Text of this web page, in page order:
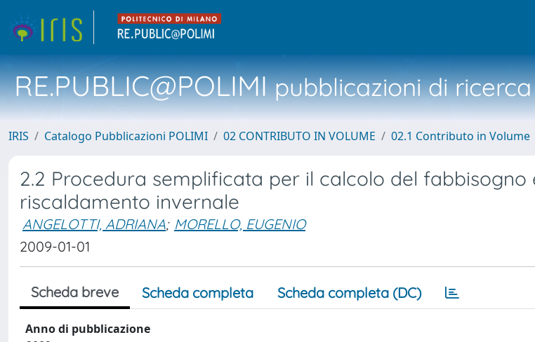
RE.PUBLIC@POLIMIpubblicazioni di
IRIS Catalogo Pubblicazioni POLIMI 02 CONTRIBUTO IN VOLUME 02.1 Contributo in Volume
2.2 Procedura semplificata per il calcolo del fabbisogno
riscaldamento invernale
ANGELOTTI, ADRIANA; MORELLO, EUGENIO
2009-01-01
Scheda breve Scheda completa Scheda completa (DC)
Anno di pubblicazione